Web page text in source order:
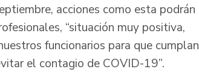
acciones como esta podrán
“situación muy positiva,
funcionarios para que cumplan
el contagio de COVID-19”.